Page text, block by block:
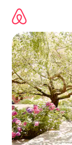
directement
contenu